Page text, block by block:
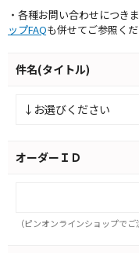
・各種お問い合わせにつき
ップFAQも併せてご参照くだ
件名(タイトル)
オーダーＩＤ
（ピンオンラインショップで